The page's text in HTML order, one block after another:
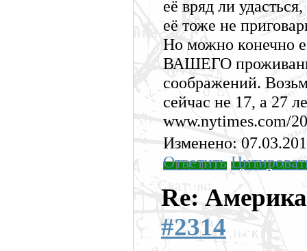
её вряд ли
её тоже не
Но можно конечно
ВАШЕГО
соображений.
сейчас не 17, а 27
www.nytimes.com/
Изменено:
Ответить
Re:
#2314